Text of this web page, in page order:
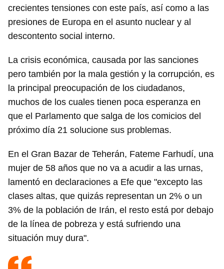
crecientes tensiones con este país, así como a las
presiones de Europa en el asunto nuclear y al
descontento social interno.
La crisis económica, causada por las sanciones
pero también por la mala gestión y la corrupción, es
la principal preocupación de los ciudadanos,
muchos de los cuales tienen poca esperanza en
que el Parlamento que salga de los comicios del
próximo día 21 solucione sus problemas.
En el Gran Bazar de Teherán, Fateme Farhudí, una
mujer de 58 años que no va a acudir a las urnas,
lamentó en declaraciones a Efe que "excepto las
clases altas, que quizás representan un 2% o un
3% de la población de Irán, el resto está por debajo
de la línea de pobreza y está sufriendo una
situación muy dura".